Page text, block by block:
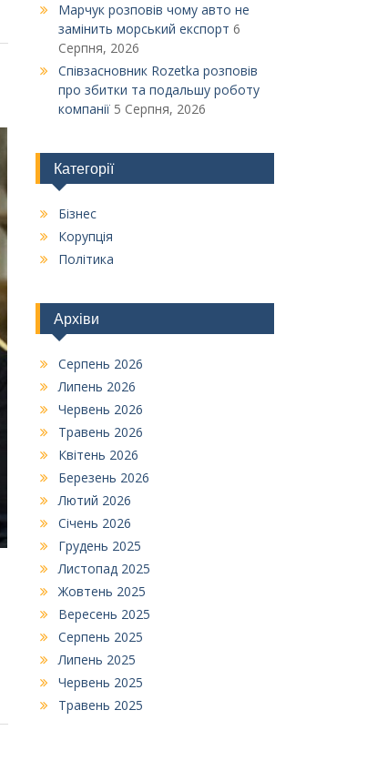
Марчук розповів чому авто не
замінить морський експорт 6
Серпня, 2026
Співзасновник Rozetka розповів
про збитки та подальшу роботу
компанії 5 Серпня, 2026
Категорії
Бізнес
Корупція
Політика
Архіви
Серпень 2026
Липень 2026
Червень 2026
Травень 2026
Квітень 2026
Березень 2026
Лютий 2026
Січень 2026
Грудень 2025
Листопад 2025
Жовтень 2025
Вересень 2025
Серпень 2025
Липень 2025
Червень 2025
Травень 2025